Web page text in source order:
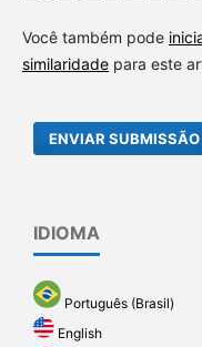
Você também pode
similaridadepara este
ENVIAR SUBMISSÃO
IDIOMA
Português (Brasil)
English